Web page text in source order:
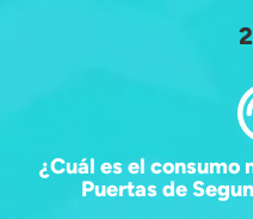
¿Cuál es el consumo
Puertas de